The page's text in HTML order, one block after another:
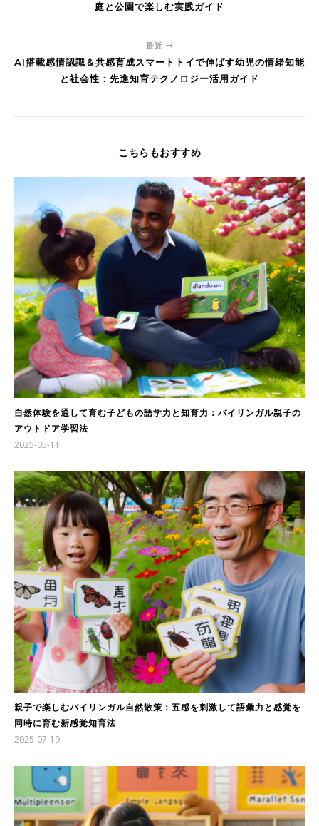
庭と公園で楽しむ実践ガイド
最近
AI搭載感情認識＆共感育成スマートトイで伸ばす幼児の情緒知能
と社会性：先進知育テクノロジー活用ガイド
こちらもおすすめ
自然体験を通して育む子どもの語学力と知育力：バイリンガル親子の
アウトドア学習法
2025-05-11
親子で楽しむバイリンガル自然散策：五感を刺激して語彙力と感覚を
同時に育む新感覚知育法
2025-07-19